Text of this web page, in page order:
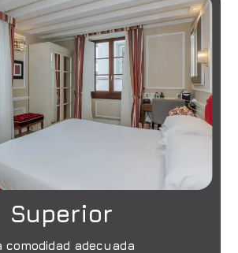
Superior
comodidad adecuada